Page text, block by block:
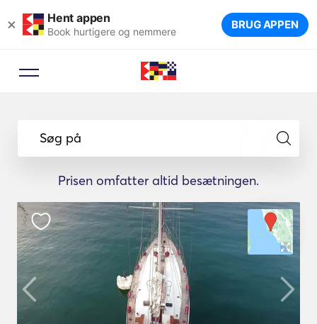
× Hent appen
Book hurtigere og nemmere BRUG APPEN
Søg på
Prisen omfatter altid besætningen.